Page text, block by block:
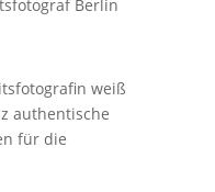
weiß
authentische
für die